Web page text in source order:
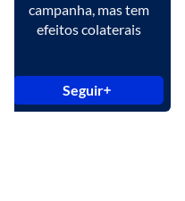
campanha, mas tem
efeitos colaterais
Seguir